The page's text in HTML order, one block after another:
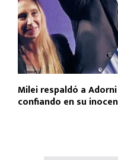
Milei respaldó a
confiando en su